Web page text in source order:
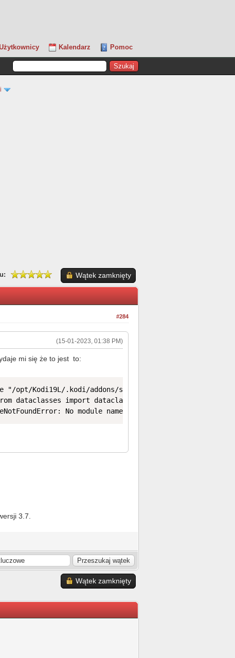
Kalendarz Pomoc
Wątek zamknięty
#284
(15-01-2023, 01:38 PM)
mi się że to jest to:
"/opt/Kodi19L/.kodi/addons/script.module.kover/lib/
dataclasses import dataclass, asdict
No module named 'dataclasses'
3.7.
Wątek zamknięty